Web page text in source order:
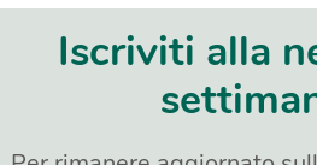
Iscriviti alla